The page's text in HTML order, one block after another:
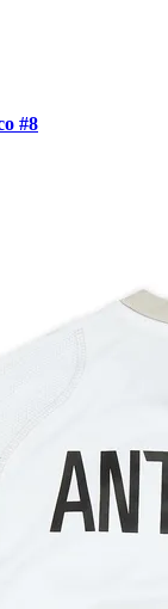
#8